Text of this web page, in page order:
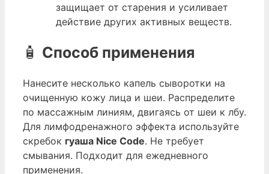
защищает от старения и усиливает
действие других активных веществ.
🧴 Способ применения
Нанесите несколько капель сыворотки на
очищенную кожу лица и шеи. Распределите
по массажным линиям, двигаясь от шеи к лбу.
Для лимфодренажного эффекта используйте
скребок гуаша Nice Code. Не требует
смывания. Подходит для ежедневного
применения.